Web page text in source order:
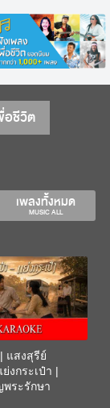
อชีวิต
เพลงทั้งหมด
MUSIC ALL
แสงสุรีย์
งกระเป๋า |
พระรักษา